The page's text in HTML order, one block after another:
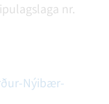
nr.
Nýibær-